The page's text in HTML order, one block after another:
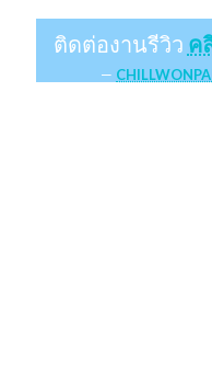
ติดต่องานรีวิว ค